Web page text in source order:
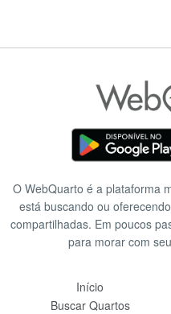
O WebQuarto é a plataforma
está buscando ou
compartilhadas. Em poucos
para morar com
Início
Buscar Quartos